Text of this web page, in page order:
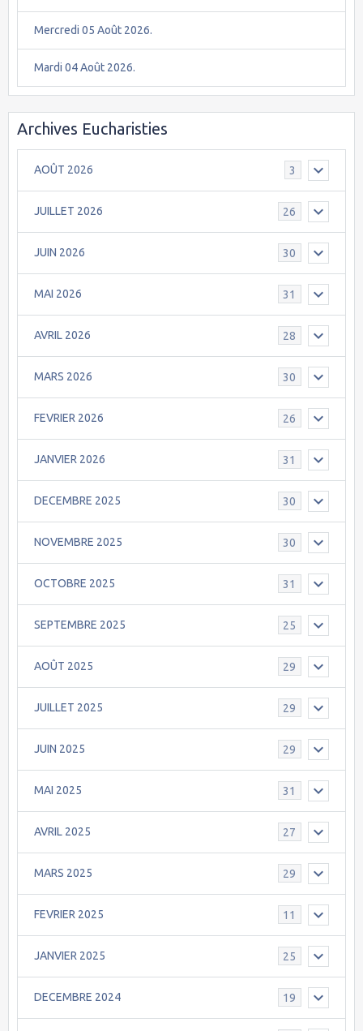
Mercredi 05 Août 2026.
Mardi 04 Août 2026.
Archives Eucharisties
AOÛT 2026 3
JUILLET 2026 26
JUIN 2026 30
MAI 2026 31
AVRIL 2026 28
MARS 2026 30
FEVRIER 2026 26
JANVIER 2026 31
DECEMBRE 2025 30
NOVEMBRE 2025 30
OCTOBRE 2025 31
SEPTEMBRE 2025 25
AOÛT 2025 29
JUILLET 2025 29
JUIN 2025 29
MAI 2025 31
AVRIL 2025 27
MARS 2025 29
FEVRIER 2025 11
JANVIER 2025 25
DECEMBRE 2024 19